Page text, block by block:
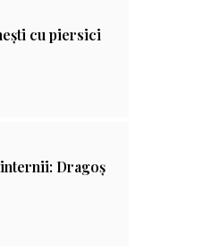
cu piersici
Dragoș